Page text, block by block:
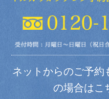
ネットからのご予約
の場合はこ